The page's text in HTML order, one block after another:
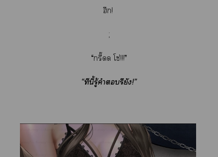
ฮึก!
;
“กรี๊ดด โซ่!!!”
“ทีนี้รู้คำรึยัง!”